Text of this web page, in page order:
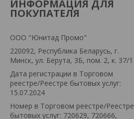
ИНФОРМАЦИЯ ДЛЯ
ПОКУПАТЕЛЯ
OOO "Юнитад Промо"
220092, Республика Беларусь, г.
Минск, ул. Берута, 3Б, пом. 2, к. 37/1
Дата регистрации в Торговом
реестре/Реестре бытовых услуг:
15.07.2024
Номер в Торговом реестре/Реестре
бытовых услуг: 720629, 720666,